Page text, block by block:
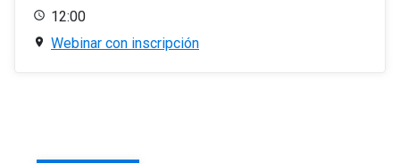
12:00
Webinar con inscripción